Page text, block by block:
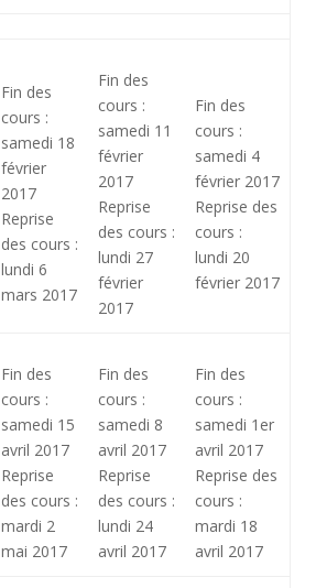
Fin des
cours :
samedi 18
février
2017
Reprise
des cours :
lundi 6
mars 2017
Fin des
cours :
samedi 11
février
2017
Reprise
des cours :
lundi 27
février
2017
Fin des
cours :
samedi 4
février 2017
Reprise des
cours :
lundi 20
février 2017
Fin des
cours :
samedi 15
avril 2017
Reprise
des cours :
mardi 2
mai 2017
Fin des
cours :
samedi 8
avril 2017
Reprise
des cours :
lundi 24
avril 2017
Fin des
cours :
samedi 1er
avril 2017
Reprise des
cours :
mardi 18
avril 2017